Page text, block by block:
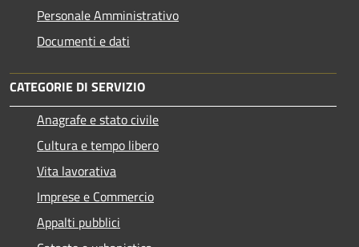
Personale Amministrativo
Documenti e dati
CATEGORIE DI SERVIZIO
Anagrafe e stato civile
Cultura e tempo libero
Vita lavorativa
Imprese e Commercio
Appalti pubblici